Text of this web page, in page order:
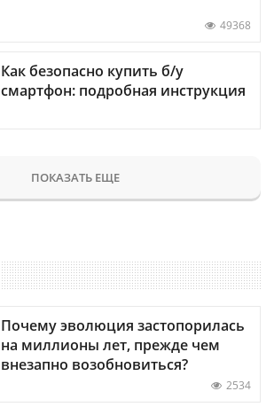
49368
Как безопасно купить б/у
смартфон: подробная инструкция
ПОКАЗАТЬ ЕЩЕ
Почему эволюция застопорилась
на миллионы лет, прежде чем
внезапно возобновиться?
2534